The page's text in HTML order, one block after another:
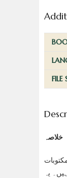
FILE
خلاصہ
یہ